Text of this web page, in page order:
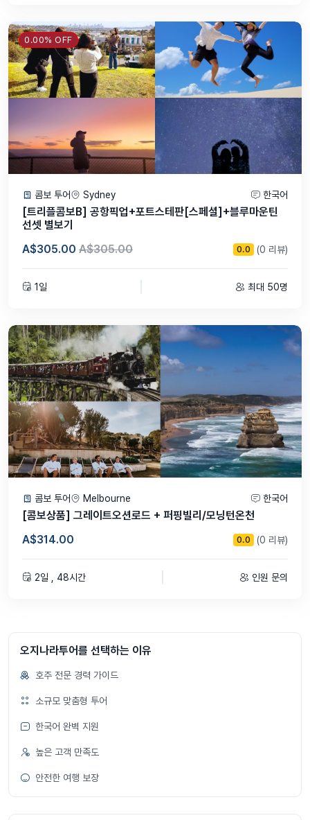
0.00% OFF
콤보 투어 Sydney 한국어
[트리플콤보B] 공항픽업+포트스테판[스페셜]+블루마운틴
선셋 별보기
A$305.00 A$305.00 0.0 (0 리뷰)
1일 최대 50명
콤보 투어 Melbourne 한국어
[콤보상품] 그레이트오션로드 + 퍼핑빌리/모닝턴온천
A$314.00
0.0 (0 리뷰)
2일 , 48시간 인원 문의
오지나라투어를 선택하는 이유
호주 전문 경력 가이드
소규모 맞춤형 투어
한국어 완벽 지원
높은 고객 만족도
안전한 여행 보장